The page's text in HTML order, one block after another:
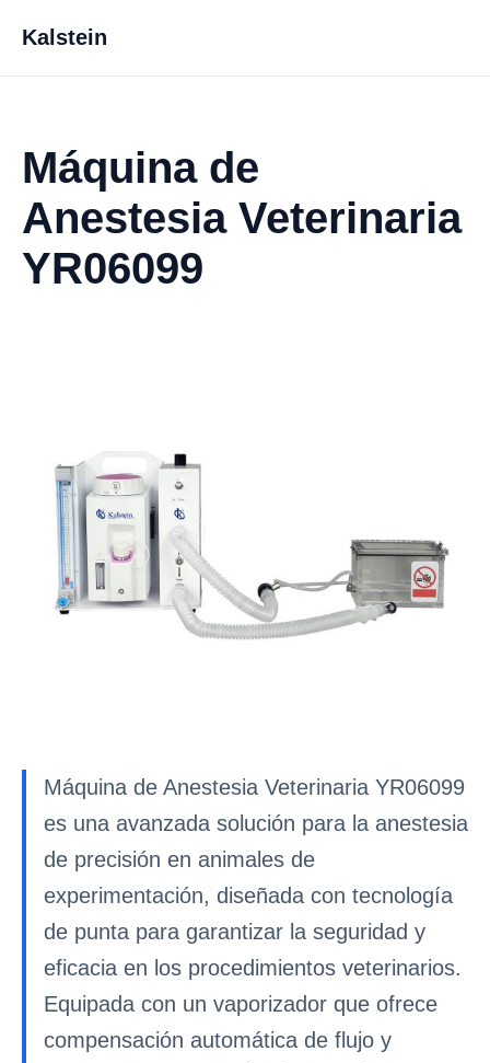
Kalstein
Máquina de
Anestesia Veterinaria
YR06099
Máquina de Anestesia Veterinaria YR06099
es una avanzada solución para la anestesia
de precisión en animales de
experimentación, diseñada con tecnología
de punta para garantizar la seguridad y
eficacia en los procedimientos veterinarios.
Equipada con un vaporizador que ofrece
compensación automática de flujo y